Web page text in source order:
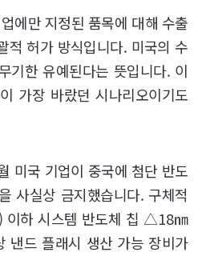
에만 지정된 품목에 대해 수출
적 허가 방식입니다. 미국의 수
기한 유예된다는 뜻입니다. 이
가장 바랐던 시나리오이기도
미국 기업이 중국에 첨단 반도
사실상 금지했습니다. 구체적
하 시스템 반도체 칩 △18㎚
드 플래시 생산 가능 장비가